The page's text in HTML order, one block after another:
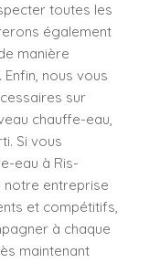
toutes les
également
manière
nous vous
sur
chauffe-eau,
Si vous
eau à Ris-
notre entreprise
et compétitifs,
à chaque
maintenant